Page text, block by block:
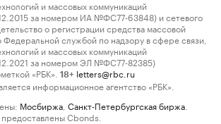
и массовых коммуникаций
за номером ИА №ФС77-63848) и сетевого
о регистрации средства массовой
службой по надзору в сфере связи,
и массовых коммуникаций
за номером ЭЛ №ФС77-82385)
«РБК».
18+ letters@rbc.ru
информационное агентство «РБК».
Мосбиржа Санкт-Петербургская биржа
Cbonds.